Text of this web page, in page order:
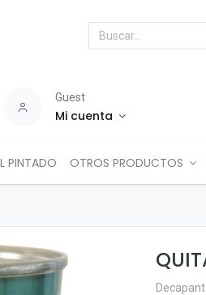
Guest
Mi cuenta
PINTADO OTROS PRODUCTOS